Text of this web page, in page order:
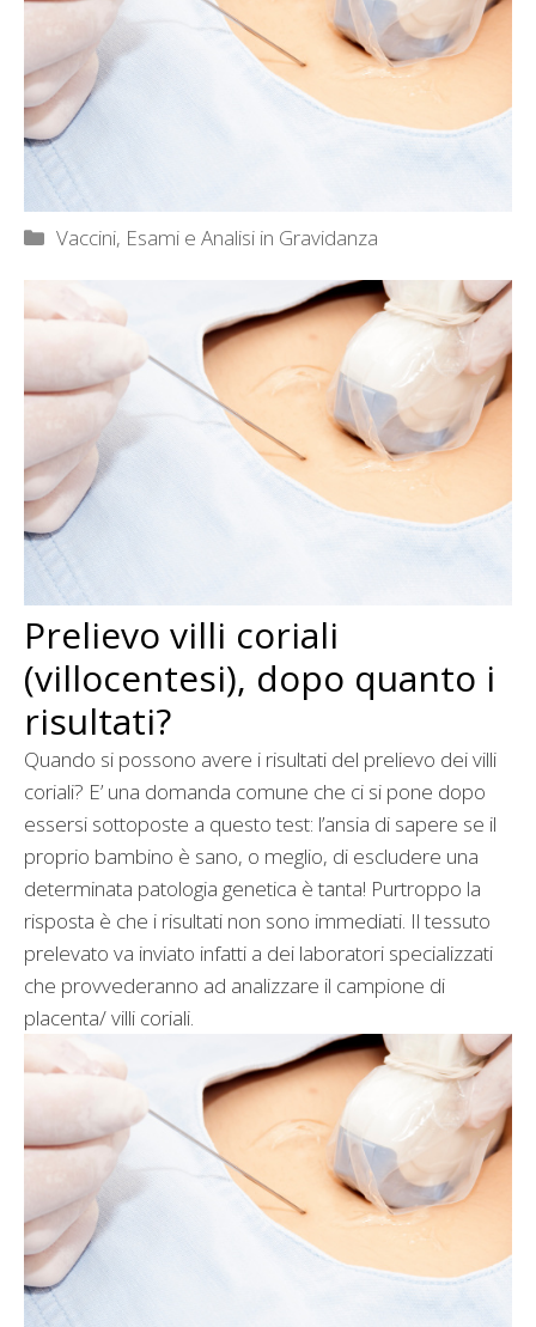
Categorie
Vaccini, Esami e Analisi in Gravidanza
Prelievo villi coriali
(villocentesi), dopo quanto i
risultati?
Quando si possono avere i risultati del prelievo dei villi
coriali? E’ una domanda comune che ci si pone dopo
essersi sottoposte a questo test: l’ansia di sapere se il
proprio bambino è sano, o meglio, di escludere una
determinata patologia genetica è tanta! Purtroppo la
risposta è che i risultati non sono immediati. Il tessuto
prelevato va inviato infatti a dei laboratori specializzati
che provvederanno ad analizzare il campione di
placenta/ villi coriali.